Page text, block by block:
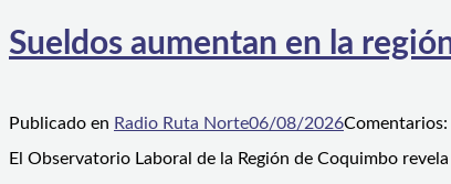
Sueldos aumentan en la
Publicado en Radio Ruta Norte06/08/2026Comentarios:
El Observatorio Laboral de la Región de Coquimbo